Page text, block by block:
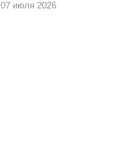
07 июля 2026